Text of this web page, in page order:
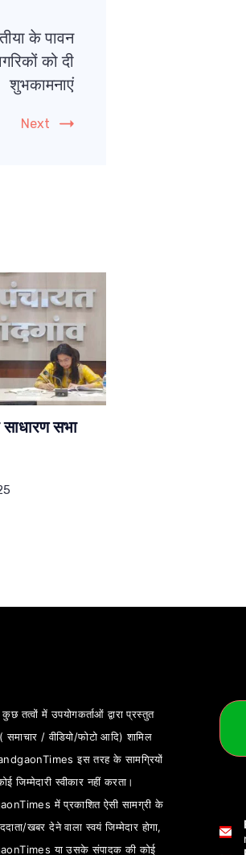
के पावन
को दी
शुभकामनाएं
Next
सभा
तत्वों में उपयोगकर्ताओं द्वारा प्रस्तुत
समाचार / वीडियो/फोटो आदि) शामिल
इस तरह के सामग्रियों
जिम्मेदारी स्वीकार नहीं करता।
में प्रकाशित ऐसी सामग्री के
खबर देने वाला स्वयं जिम्मेदार होगा,
या उसके संपादक की कोई